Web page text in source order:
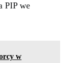
PIP we
w